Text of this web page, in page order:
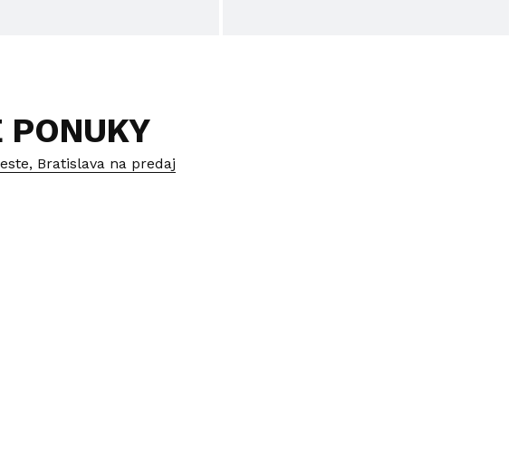
Bratislava na predaj